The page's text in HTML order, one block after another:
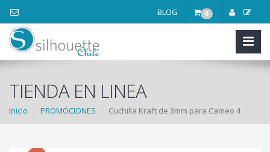
0
BLOG
TIENDA EN LINEA
Inicio PROMOCIONES Cuchilla Kraft de 3mm para Cameo 4